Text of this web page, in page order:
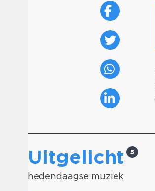
Uitgelicht5
hedendaagse muziek